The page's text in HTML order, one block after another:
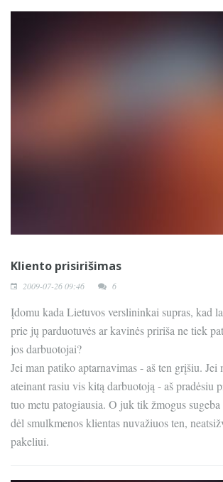
Kliento prisirišimas
2009-07-26 09:46 6
Įdomu kada Lietuvos verslininkai supras, kad
prie jų parduotuvės ar kavinės pririša ne tiek
jos darbuotojai?
Jei man patiko aptarnavimas - aš ten grįšiu. Jei
ateinant rasiu vis kitą darbuotoją - aš pradėsiu
tuo metu patogiausia. O juk tik žmogus
dėl smulkmenos klientas nuvažiuos ten,
pakeliui.